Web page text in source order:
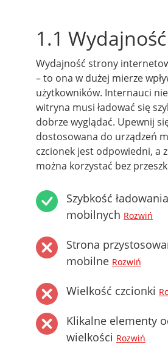
1.1 Wydajność
Wydajność strony
– to ona w dużej mierze
użytkowników. Internauci
witryna musi ładować się
dobrze wyglądać. Upewnij
dostosowana do urządzeń
czcionek jest odpowiedni, a
można korzystać bez
Szybkość
mobilnych Rozwiń
Strona
mobilne Rozwiń
Wielkość czcionki
Klikalne elementy
wielkości Rozwiń